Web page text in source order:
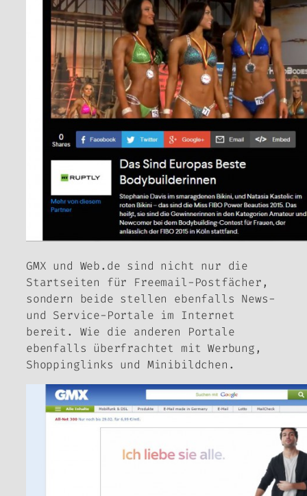
GMX und Web.de sind nicht nur die
Startseiten für Freemail-Postfächer,
sondern beide stellen ebenfalls News-
und Service-Portale im Internet
bereit. Wie die anderen Portale
ebenfalls überfrachtet mit Werbung,
Shoppinglinks und Minibildchen.